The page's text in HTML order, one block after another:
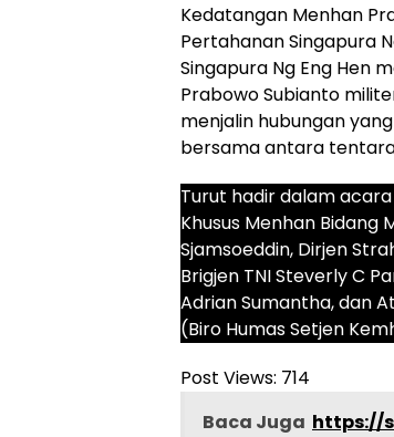
Kedatangan Menhan
Pertahanan Singapura
Singapura Ng Eng Hen
Prabowo Subianto
menjalin hubungan
bersama antara
Turut hadir dalam
Khusus Menhan Bidang
Sjamsoeddin, Dirjen
Brigjen TNI Steverly C
Adrian Sumantha, dan
(Biro Humas Setjen
Post Views: 714
Baca Juga https://